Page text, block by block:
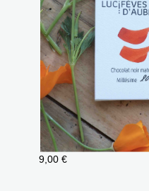
9,00 €